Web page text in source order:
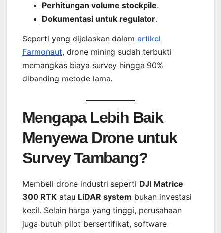
Perhitungan volume stockpile.
Dokumentasi untuk regulator.
Seperti yang dijelaskan dalam artikel
Farmonaut, drone mining sudah terbukti
memangkas biaya survey hingga 90%
dibanding metode lama.
Mengapa Lebih Baik
Menyewa Drone untuk
Survey Tambang?
Membeli drone industri seperti DJI Matrice
300 RTK atau LiDAR system bukan investasi
kecil. Selain harga yang tinggi, perusahaan
juga butuh pilot bersertifikat, software